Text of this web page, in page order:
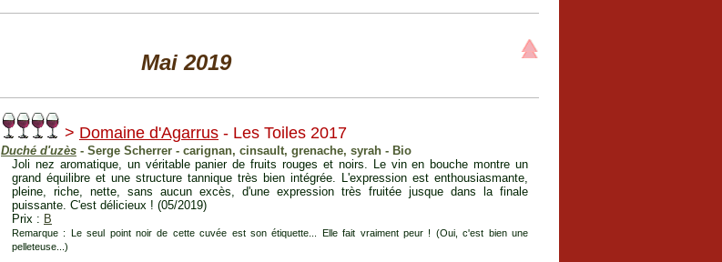
Mai 2019
> Domaine d'Agarrus - Les Toiles 2017
Duché d'uzès - Serge Scherrer - carignan, cinsault, grenache, syrah - Bio
Joli nez aromatique, un véritable panier de fruits rouges et noirs. Le vin en bouche montre un
grand équilibre et une structure tannique très bien intégrée. L'expression est enthousiasmante,
pleine, riche, nette, sans aucun excès, d'une expression très fruitée jusque dans la finale
puissante. C'est délicieux ! (05/2019)
Prix : B
Remarque : Le seul point noir de cette cuvée est son étiquette... Elle fait vraiment peur ! (Oui, c'est bien une
pelleteuse...)